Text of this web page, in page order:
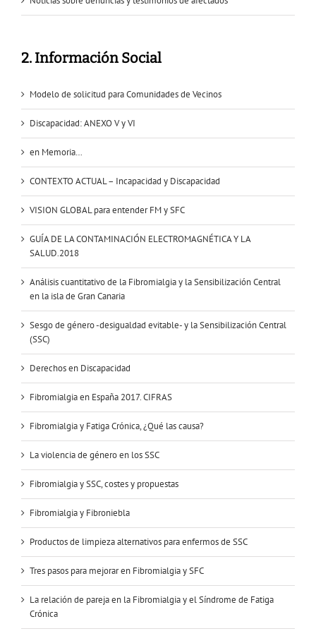
2. Información Social
Modelo de solicitud para Comunidades de Vecinos
Discapacidad: ANEXO V y VI
en Memoria…
CONTEXTO ACTUAL – Incapacidad y Discapacidad
VISION GLOBAL para entender FM y SFC
GUÍA DE LA CONTAMINACIÓN ELECTROMAGNÉTICA Y LA
SALUD.2018
Análisis cuantitativo de la Fibromialgia y la Sensibilización Central
en la isla de Gran Canaria
Sesgo de género -desigualdad evitable- y la Sensibilización Central
(SSC)
Derechos en Discapacidad
Fibromialgia en España 2017. CIFRAS
Fibromialgia y Fatiga Crónica, ¿Qué las causa?
La violencia de género en los SSC
Fibromialgia y SSC, costes y propuestas
Fibromialgia y Fibroniebla
Productos de limpieza alternativos para enfermos de SSC
Tres pasos para mejorar en Fibromialgia y SFC
La relación de pareja en la Fibromialgia y el Síndrome de Fatiga
Crónica